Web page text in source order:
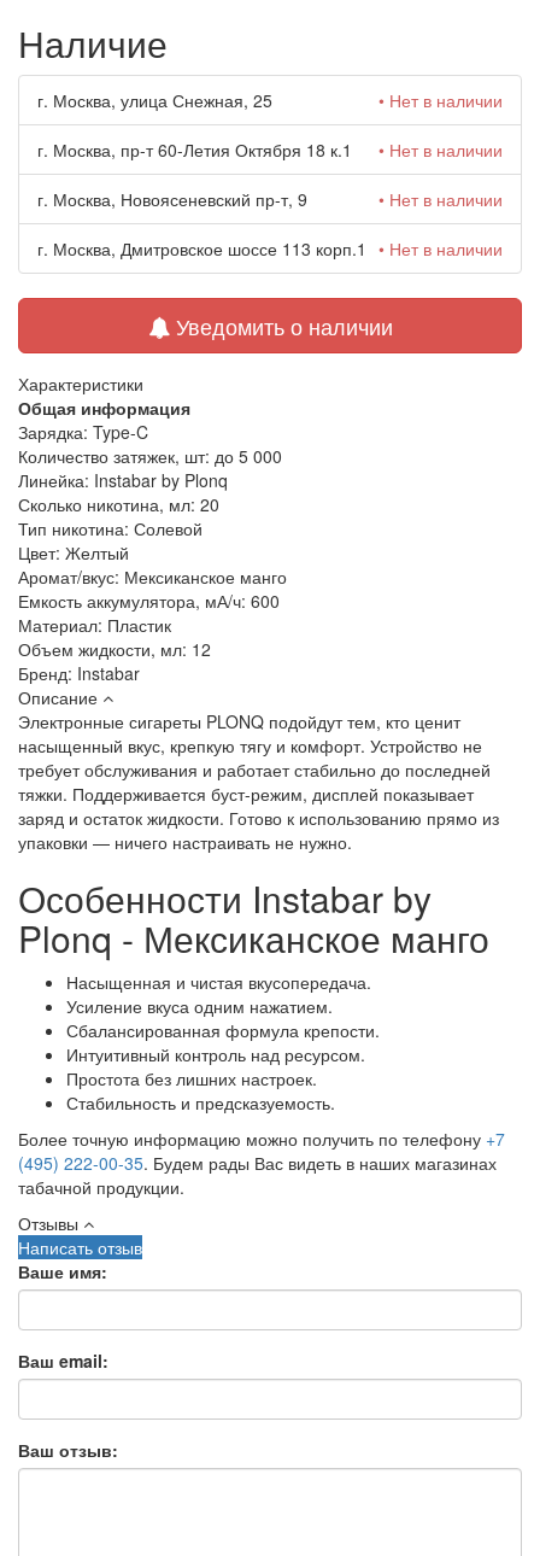
Наличие
г. Москва, улица Снежная, 25 • Нет в наличии
г. Москва, пр-т 60-Летия Октября 18 к.1 • Нет в наличии
г. Москва, Новоясеневский пр-т, 9 • Нет в наличии
г. Москва, Дмитровское шоссе 113 корп.1 • Нет в наличии
Уведомить о наличии
Характеристики
Общая информация
Зарядка: Type-C
Количество затяжек, шт: до 5 000
Линейка: Instabar by Plonq
Сколько никотина, мл: 20
Тип никотина: Солевой
Цвет: Желтый
Аромат/вкус: Мексиканское манго
Емкость аккумулятора, мА/ч: 600
Материал: Пластик
Объем жидкости, мл: 12
Бренд: Instabar
Описание
Электронные сигареты PLONQ подойдут тем, кто ценит
насыщенный вкус, крепкую тягу и комфорт. Устройство не
требует обслуживания и работает стабильно до последней
тяжки. Поддерживается буст-режим, дисплей показывает
заряд и остаток жидкости. Готово к использованию прямо из
упаковки — ничего настраивать не нужно.
Особенности Instabar by
Plonq - Мексиканское манго
Насыщенная и чистая вкусопередача.
Усиление вкуса одним нажатием.
Сбалансированная формула крепости.
Интуитивный контроль над ресурсом.
Простота без лишних настроек.
Стабильность и предсказуемость.
Более точную информацию можно получить по телефону +7
(495) 222-00-35. Будем рады Вас видеть в наших магазинах
табачной продукции.
Отзывы
Написать отзыв
Ваше имя:
Ваш email:
Ваш отзыв: